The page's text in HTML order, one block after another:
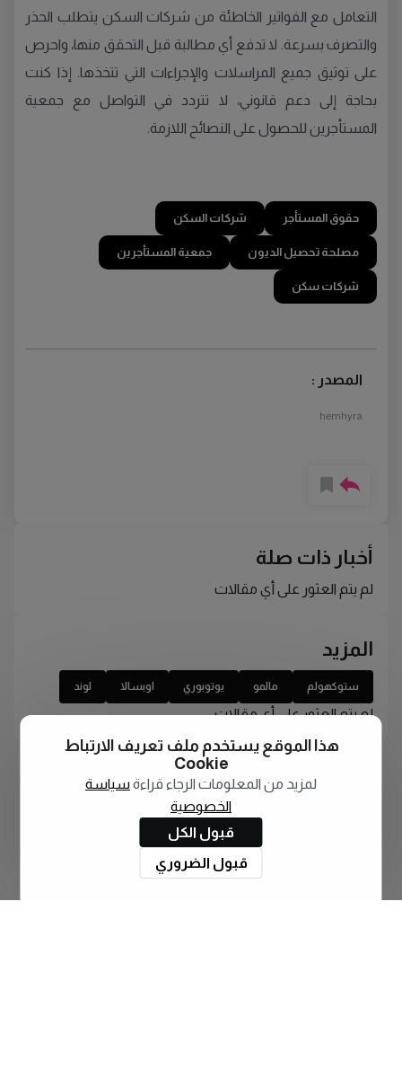
التعامل مع الفواتير الخاطئة من شركات السكن يتطلب الحذر
والتصرف بسرعة. لا تدفع أي مطالبة قبل التحقق منها، واحرص
على توثيق جميع المراسلات والإجراءات التي تتخذها. إذا كنت
بحاجة إلى دعم قانوني، لا تتردد في التواصل مع جمعية
المستأجرين للحصول على النصائح اللازمة.
حقوق المستأجر شركات السكن
مصلحة تحصيل الديون جمعية المستأجرين
شركات سكن
المصدر :
hemhyra
أخبار ذات صلة
لم يتم العثور على أي مقالات
المزيد
ستوكهولم مالمو يوتوبوري اوبسالا لوند
لم يتم العثور على أي مقالات
هذا الموقع يستخدم ملف تعريف الارتباط
Cookie
لمزيد من المعلومات الرجاء قراءة سياسة
الخصوصية
قبول الكل
قبول الضروري